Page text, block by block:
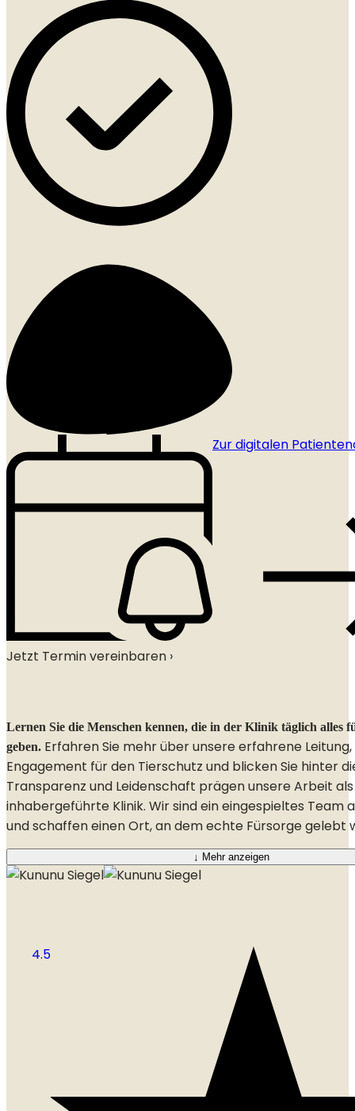
Jetzt Termin vereinbaren ›
Zur digitalen
Lernen Sie die Menschen kennen, die in der Klinik täglich alles
geben. Erfahren Sie mehr über unsere erfahrene
Engagement für den Tierschutz und blicken Sie hinter
Transparenz und Leidenschaft prägen unsere Arbeit als
inhabergeführte Klinik. Wir sind ein eingespieltes Team
und schaffen einen Ort, an dem echte Fürsorge gelebt
↓ Mehr anzeigen
4.5